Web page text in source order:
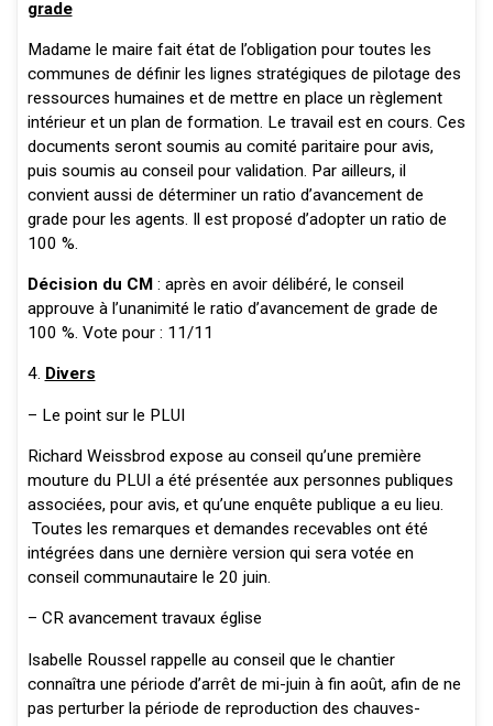
grade
Madame le maire fait état de l’obligation pour toutes les
communes de définir les lignes stratégiques de pilotage des
ressources humaines et de mettre en place un règlement
intérieur et un plan de formation. Le travail est en cours. Ces
documents seront soumis au comité paritaire pour avis,
puis soumis au conseil pour validation. Par ailleurs, il
convient aussi de déterminer un ratio d’avancement de
grade pour les agents. Il est proposé d’adopter un ratio de
100 %.
Décision du CM: après en avoir délibéré, le conseil
approuve à l’unanimité le ratio d’avancement de grade de
100 %. Vote pour : 11/11
4. Divers
– Le point sur le PLUI
Richard Weissbrod expose au conseil qu’une première
mouture du PLUI a été présentée aux personnes publiques
associées, pour avis, et qu’une enquête publique a eu lieu.
Toutes les remarques et demandes recevables ont été
intégrées dans une dernière version qui sera votée en
conseil communautaire le 20 juin.
– CR avancement travaux église
Isabelle Roussel rappelle au conseil que le chantier
connaîtra une période d’arrêt de mi-juin à fin août, afin de ne
pas perturber la période de reproduction des chauves-